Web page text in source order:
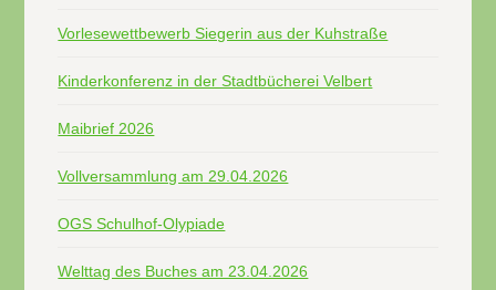
Vorlesewettbewerb Siegerin aus der Kuhstraße
Kinderkonferenz in der Stadtbücherei Velbert
Maibrief 2026
Vollversammlung am 29.04.2026
OGS Schulhof-Olypiade
Welttag des Buches am 23.04.2026